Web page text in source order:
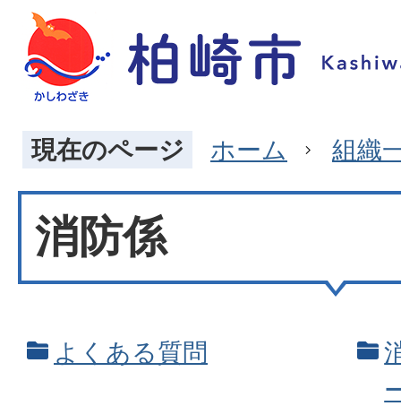
現在のページ ホーム 組織
消防係
よくある質問